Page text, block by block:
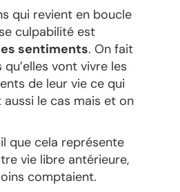
qui revient en boucle
culpabilité est
sentiments. On fait
vont vivre les
de leur vie ce qui
le cas mais et on
que cela représente
vie libre antérieure,
comptaient.